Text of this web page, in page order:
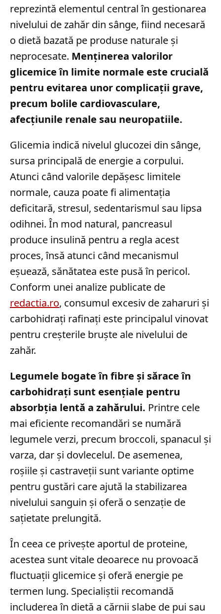
reprezintă elementul central în gestionarea
nivelului de zahăr din sânge, fiind necesară
o dietă bazată pe produse naturale și
neprocesate. Menținerea valorilor
glicemice în limite normale este crucială
pentru evitarea unor complicații grave,
precum bolile cardiovasculare,
afecțiunile renale sau neuropatiile.
Glicemia indică nivelul glucozei din sânge,
sursa principală de energie a corpului.
Atunci când valorile depășesc limitele
normale, cauza poate fi alimentația
deficitară, stresul, sedentarismul sau lipsa
odihnei. În mod natural, pancreasul
produce insulină pentru a regla acest
proces, însă atunci când mecanismul
eșuează, sănătatea este pusă în pericol.
Conform unei analize publicate de
redactia.ro, consumul excesiv de zaharuri și
carbohidrați rafinați este principalul vinovat
pentru creșterile bruște ale nivelului de
zahăr.
Legumele bogate în fibre și sărace în
carbohidrați sunt esențiale pentru
absorbția lentă a zahărului. Printre cele
mai eficiente recomandări se numără
legumele verzi, precum broccoli, spanacul și
varza, dar și dovlecelul. De asemenea,
roșiile și castraveții sunt variante optime
pentru gustări care ajută la stabilizarea
nivelului sanguin și oferă o senzație de
sațietate prelungită.
În ceea ce privește aportul de proteine,
acestea sunt vitale deoarece nu provoacă
fluctuații glicemice și oferă energie pe
termen lung. Specialiștii recomandă
includerea în dietă a cărnii slabe de pui sau